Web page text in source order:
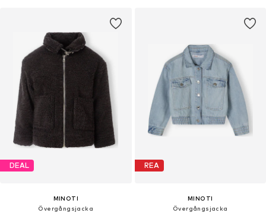
DEAL
MINOTI
Övergångsjacka
REA
MINOTI
Övergångsjacka